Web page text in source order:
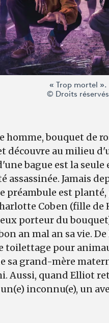
« Trop mortel ».
© Droits réservés
homme, bouquet de
découvre au milieu
bague est la
assassinée. Jamais
préambule est
Coben (fille
porteur du
an mal an sa vie.
pour
sa grand-mère
Aussi, quand Elliot
inconnu(e), un